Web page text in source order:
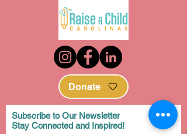
Donate
Subscribe to Our Newsletter
Stay Connected and Inspired!